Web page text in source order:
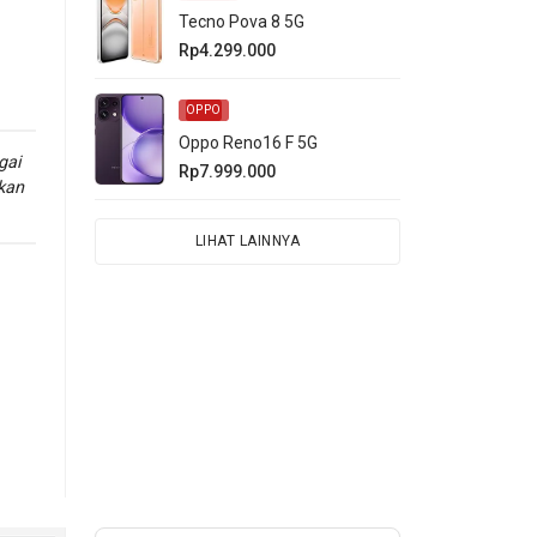
Tecno Pova 8 5G
Rp4.299.000
OPPO
Oppo Reno16 F 5G
Rp7.999.000
LIHAT LAINNYA